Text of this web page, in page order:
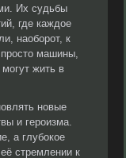
Их судьбы
где каждое
наоборот, к
машины,
жить в
новые
и героизма.
а глубокое
стремлении к